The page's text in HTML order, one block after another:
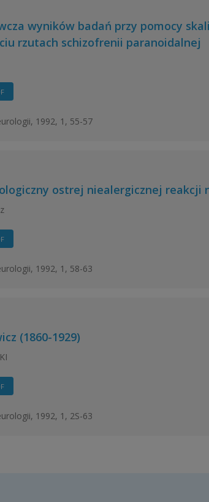
wyników badań przy pomocy
rzutach schizofrenii paranoidalnej
1992, 1, 55-57
ostrej niealergicznej reakcji
1992, 1, 58-63
(1860-1929)
1992, 1, 2S-63